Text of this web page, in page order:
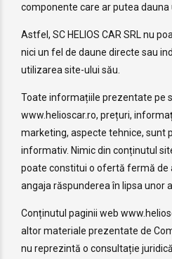
componente care ar putea dauna
Astfel, SC HELIOS CAR SRL nu
nici un fel de daune directe sau
utilizarea site-ului său.
Toate informațiile prezentate pe
www.helioscar.ro, prețuri,
marketing, aspecte tehnice, sunt
informativ. Nimic din conținutul
poate constitui o ofertă fermă de
angaja răspunderea în lipsa unor
Conținutul paginii web
altor materiale prezentate de
nu reprezintă o consultație